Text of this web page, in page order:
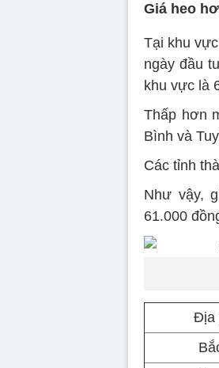
Giá heo
Tại khu
ngày đầu
khu vực là
Thấp hơn
Bình và
Các tỉnh
Như vậy,
61.000
Địa